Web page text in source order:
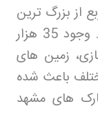
مربع از بزرگ ترین
مراکز تفریحی مشهد به شمار می رود. وجود 35 هزار
زمین های
باعث شده
های مشهد